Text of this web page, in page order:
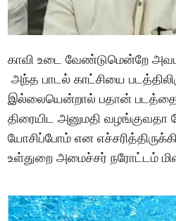
காவி உடை வேண்டுமென்றே
அந்த பாடல் காட்சியை
இல்லையென்றால் பதான் படத்தை
திரையிட அனுமதி
யோசிப்போம் என
உள்துறை அமைச்சர் நரோட்டம்